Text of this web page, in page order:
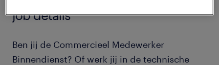
job details
Ben jij de Commercieel Medewerker
Binnendienst? Of werk jij in de technische